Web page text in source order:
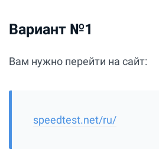
Вариант №1
Вам нужно перейти на сайт:
speedtest.net/ru/